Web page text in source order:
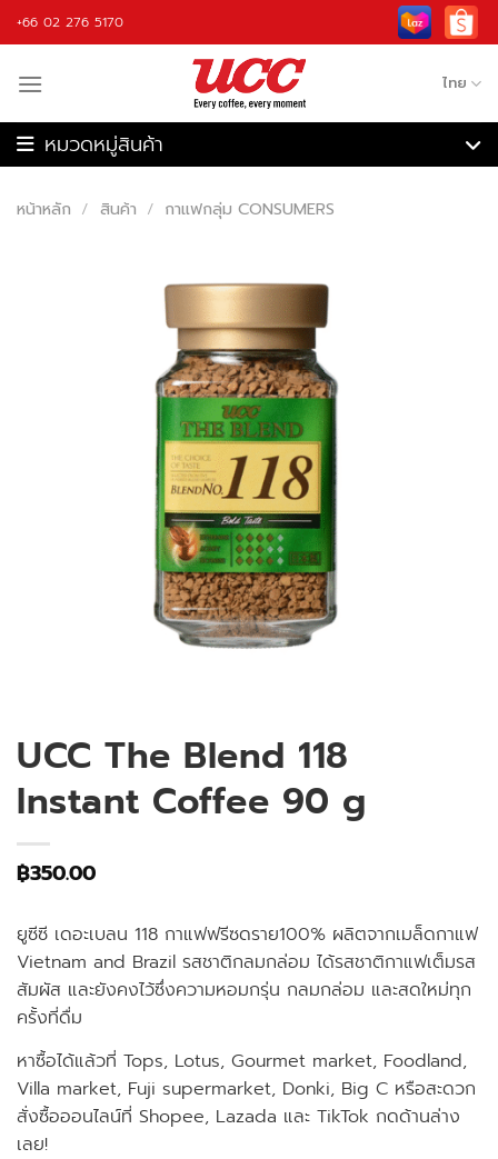
Skip
to
+66 02 276 5170
ไทย
อุปกรณ์กาแฟ
หน้าหลัก / สินค้า / กาแฟกลุ่ม CONSUMERS
UCC The Blend 118
Instant Coffee 90 g
฿350.00
ยูซีซี เดอะเบลน 118 กาแฟฟรีซดราย100% ผลิตจากเมล็ดกาแฟ
Vietnam and Brazil รสชาติกลมกล่อม ได้รสชาติกาแฟเต็มรส
สัมผัส และยังคงไว้ซึ่งความหอมกรุ่น กลมกล่อม และสดใหม่ทุก
ครั้งที่ดื่ม
หาซื้อได้แล้วที่ Tops, Lotus, Gourmet market, Foodland,
Villa market, Fuji supermarket, Donki, Big C หรือสะดวก
สั่งซื้อออนไลน์ที่ Shopee, Lazada และ TikTok กดด้านล่าง
เลย!